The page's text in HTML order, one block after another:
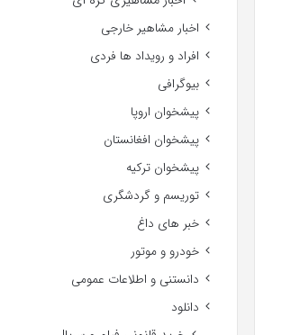
اخبار مشاهیر خارجی
افراد و رویداد ها فردی
بیوگرافی
پیشخوان اروپا
پیشخوان افغانستان
پیشخوان ترکیه
توریسم و گردشگری
خبر های داغ
خودرو و موتور
دانستنی و اطلاعات عمومی
دانلود